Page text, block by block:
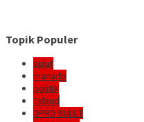
Topik Populer
sulut
manado
politik
Talaud
DPRD SULUT